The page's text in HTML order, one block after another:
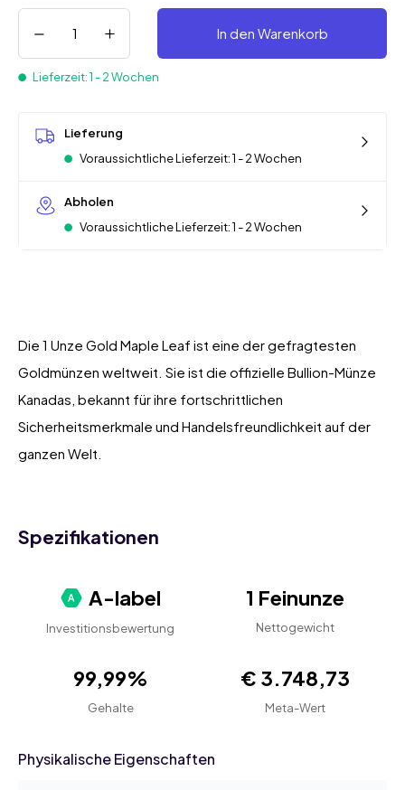
In den Warenkorb
Lieferzeit: 1 - 2 Wochen
Lieferung
Voraussichtliche Lieferzeit: 1 - 2 Wochen
Abholen
Voraussichtliche Lieferzeit: 1 - 2 Wochen
Die 1 Unze Gold Maple Leaf ist eine der gefragtesten
Goldmünzen weltweit. Sie ist die offizielle Bullion-Münze
Kanadas, bekannt für ihre fortschrittlichen
Sicherheitsmerkmale und Handelsfreundlichkeit auf der
ganzen Welt.
Spezifikationen
A-label
Investitionsbewertung
1 Feinunze
Nettogewicht
99,99%
Gehalte
€ 3.748,73
Meta-Wert
Physikalische Eigenschaften